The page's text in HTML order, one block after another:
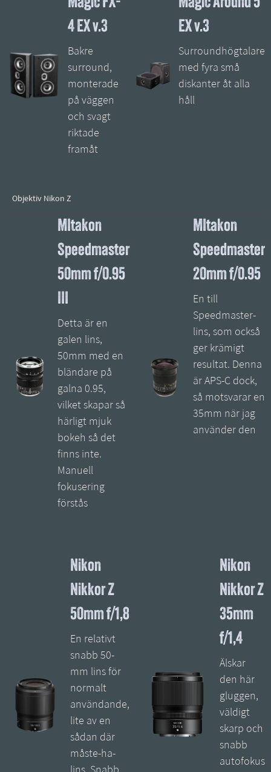
4 EX v.3
Bakre
surround,
monterade
på väggen
och svagt
riktade
framåt
EX v.3
Surroundhögtalare
med fyra små
diskanter åt alla
håll
Objektiv Nikon Z
MItakon
Speedmaster
50mm f/0.95
III
Detta är en
galen lins,
50mm med en
bländare på
galna 0.95,
vilket skapar så
härligt mjuk
bokeh så det
finns inte.
Manuell
fokusering
förstås
MItakon
Speedmaster
20mm f/0.95
En till
Speedmaster-
lins, som också
ger krämigt
resultat. Denna
är APS-C dock,
så motsvarar en
35mm när jag
använder den
Nikon
Nikkor Z
50mm f/1,8
En relativt
snabb 50-
mm lins för
normalt
användande,
lite av en
sådan där
måste-ha-
Nikon
Nikkor Z
35mm
f/1,4
Älskar
den här
gluggen,
väldigt
skarp och
snabb
autofokus